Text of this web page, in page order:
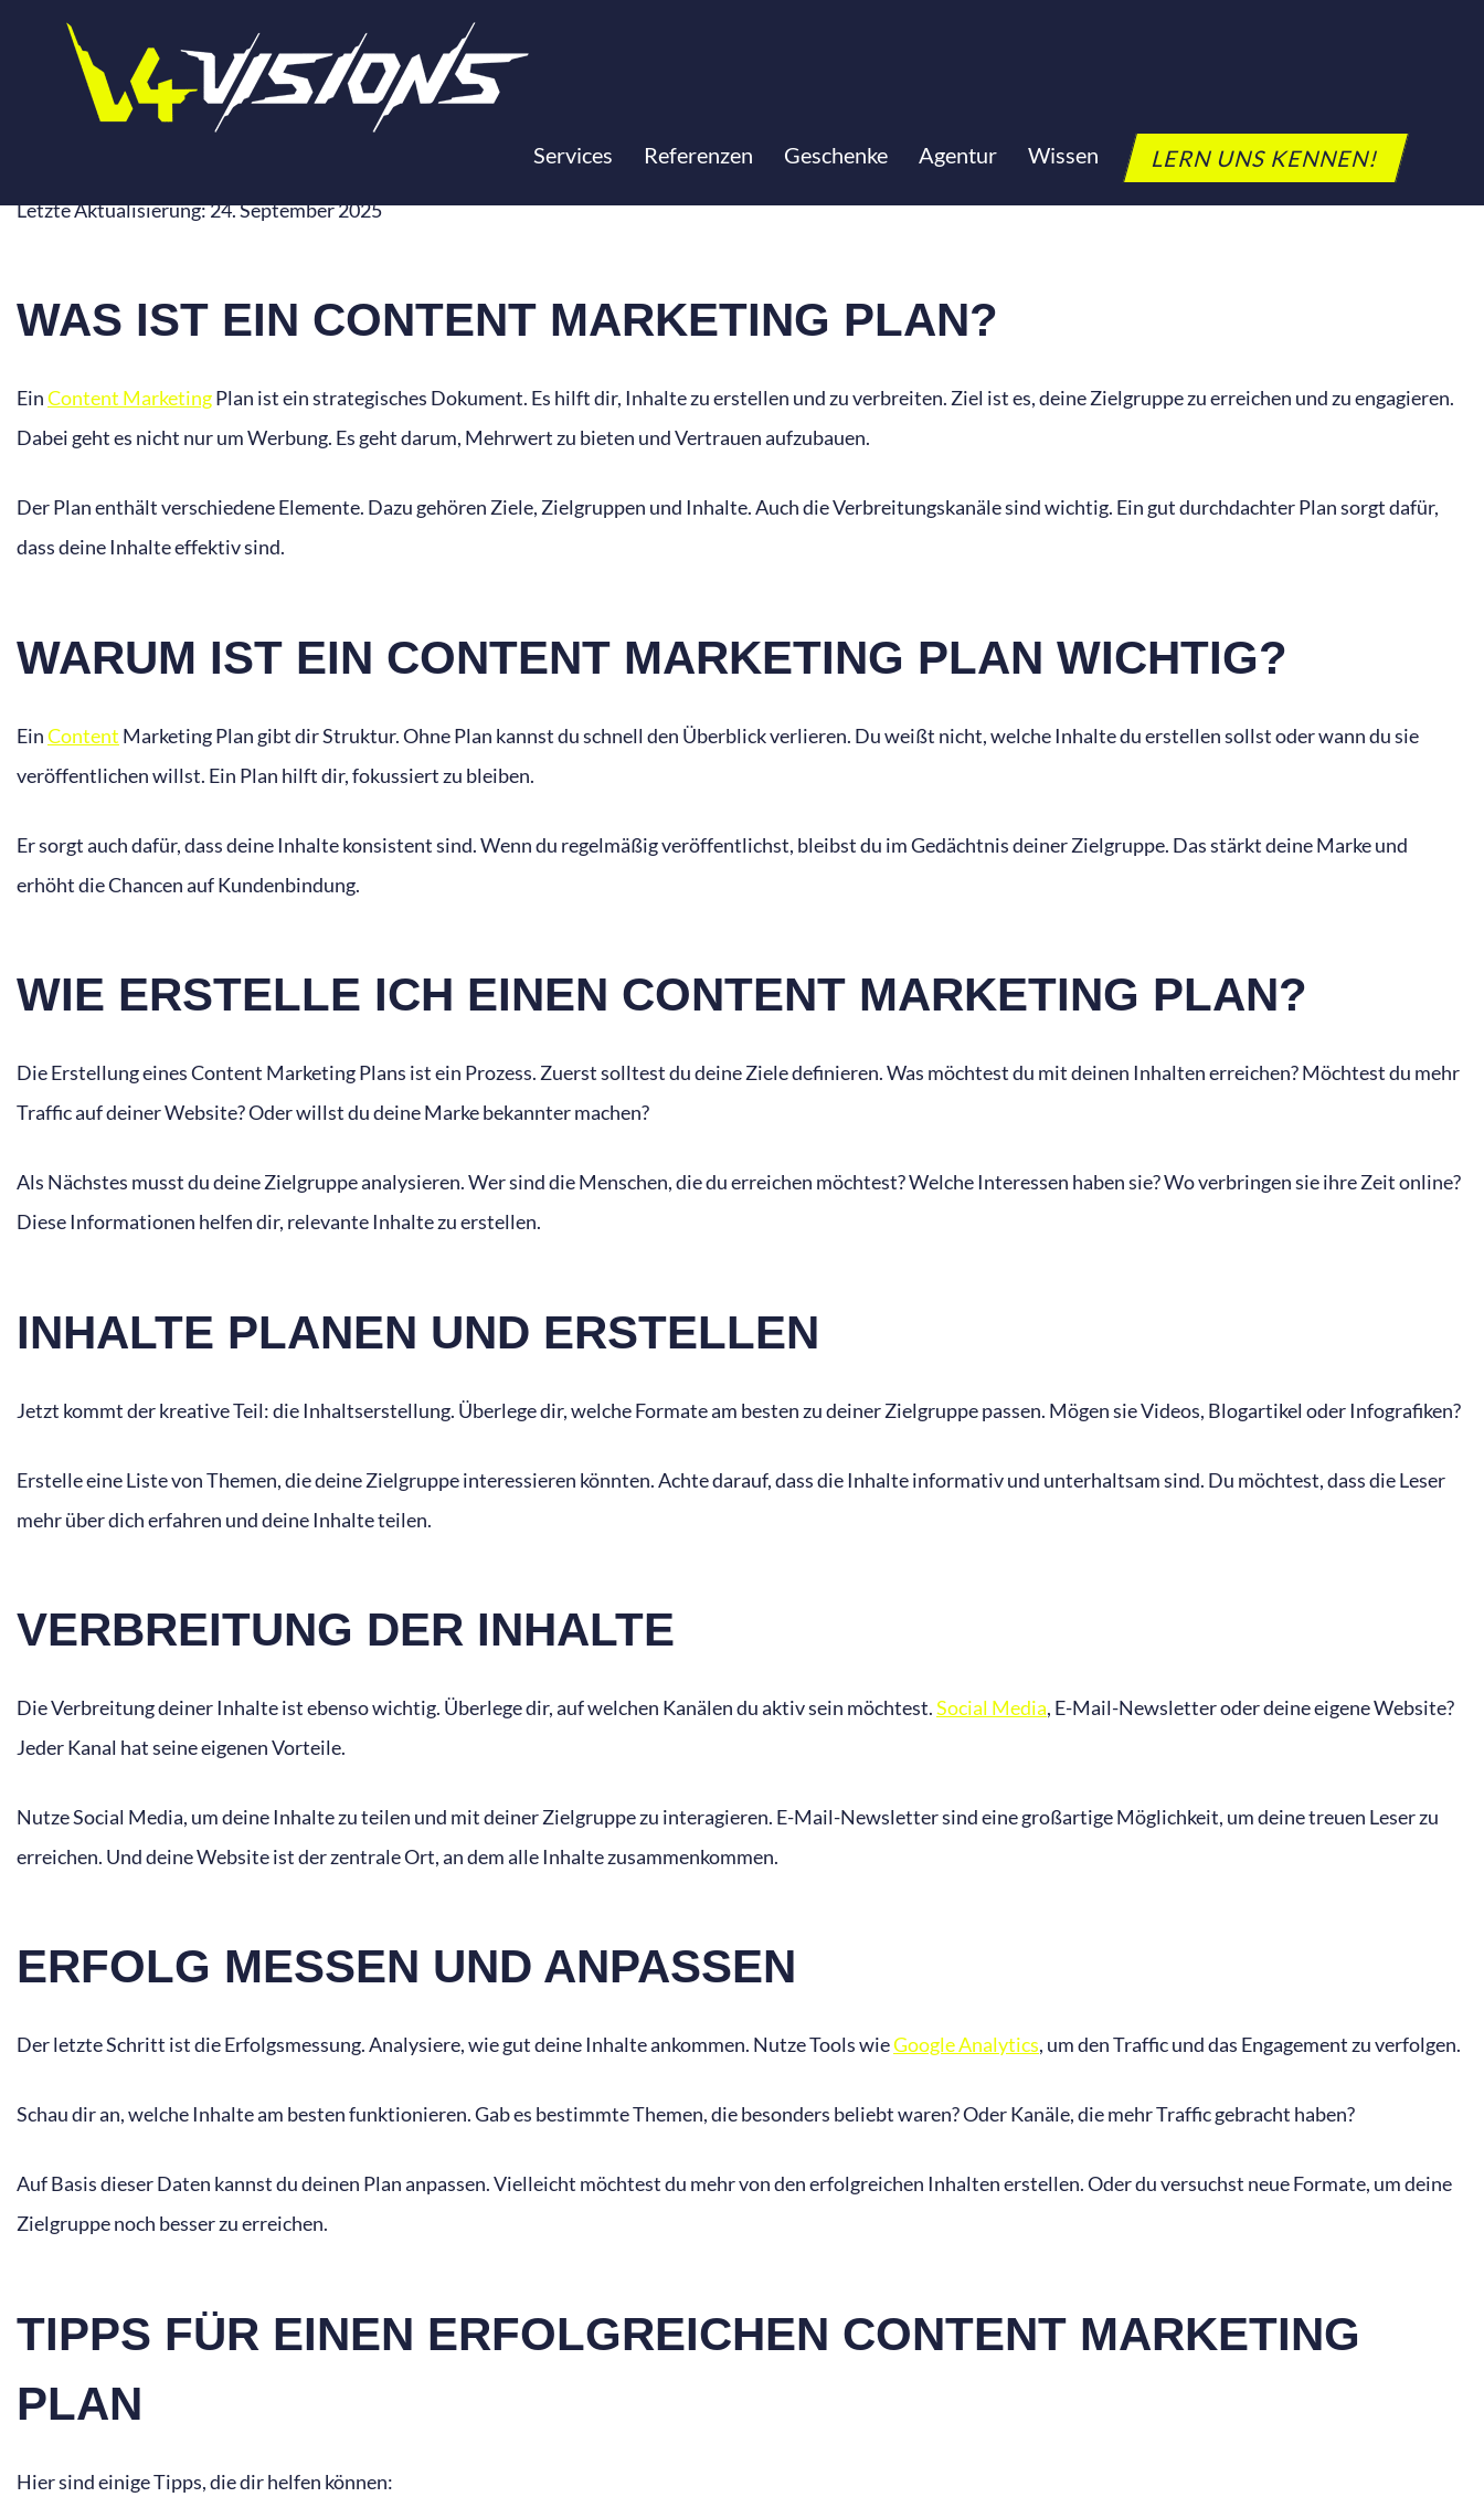
Services Referenzen Geschenke Agentur Wissen LERN UNS KENNEN!
CONTENT MARKETING PLAN
Letzte Aktualisierung: 24. September 2025
WAS IST EIN CONTENT MARKETING PLAN?
EinContent MarketingPlan ist ein strategisches Dokument. Es hilft dir, Inhalte zu erstellen und zu verbreiten. Ziel ist es, deine Zielgruppe zu erreichen und zu engagieren.
Dabei geht es nicht nur um Werbung. Es geht darum, Mehrwert zu bieten und Vertrauen aufzubauen.
Der Plan enthält verschiedene Elemente. Dazu gehören Ziele, Zielgruppen und Inhalte. Auch die Verbreitungskanäle sind wichtig. Ein gut durchdachter Plan sorgt dafür,
dass deine Inhalte effektiv sind.
WARUM IST EIN CONTENT MARKETING PLAN WICHTIG?
EinContent Marketing Plan gibt dir Struktur. Ohne Plan kannst du schnell den Überblick verlieren. Du weißt nicht, welche Inhalte du erstellen sollst oder wann du sie
veröffentlichen willst. Ein Plan hilft dir, fokussiert zu bleiben.
Er sorgt auch dafür, dass deine Inhalte konsistent sind. Wenn du regelmäßig veröffentlichst, bleibst du im Gedächtnis deiner Zielgruppe. Das stärkt deine Marke und
erhöht die Chancen auf Kundenbindung.
WIE ERSTELLE ICH EINEN CONTENT MARKETING PLAN?
Die Erstellung eines Content Marketing Plans ist ein Prozess. Zuerst solltest du deine Ziele definieren. Was möchtest du mit deinen Inhalten erreichen? Möchtest du mehr
Traffic auf deiner Website? Oder willst du deine Marke bekannter machen?
Als Nächstes musst du deine Zielgruppe analysieren. Wer sind die Menschen, die du erreichen möchtest? Welche Interessen haben sie? Wo verbringen sie ihre Zeit online?
Diese Informationen helfen dir, relevante Inhalte zu erstellen.
INHALTE PLANEN UND ERSTELLEN
Jetzt kommt der kreative Teil: die Inhaltserstellung. Überlege dir, welche Formate am besten zu deiner Zielgruppe passen. Mögen sie Videos, Blogartikel oder Infografiken?
Erstelle eine Liste von Themen, die deine Zielgruppe interessieren könnten. Achte darauf, dass die Inhalte informativ und unterhaltsam sind. Du möchtest, dass die Leser
mehr über dich erfahren und deine Inhalte teilen.
VERBREITUNG DER INHALTE
Die Verbreitung deiner Inhalte ist ebenso wichtig. Überlege dir, auf welchen Kanälen du aktiv sein möchtest.Social Media, E-Mail-Newsletter oder deine eigene Website?
Jeder Kanal hat seine eigenen Vorteile.
Nutze Social Media, um deine Inhalte zu teilen und mit deiner Zielgruppe zu interagieren. E-Mail-Newsletter sind eine großartige Möglichkeit, um deine treuen Leser zu
erreichen. Und deine Website ist der zentrale Ort, an dem alle Inhalte zusammenkommen.
ERFOLG MESSEN UND ANPASSEN
Der letzte Schritt ist die Erfolgsmessung. Analysiere, wie gut deine Inhalte ankommen. Nutze Tools wieGoogle Analytics, um den Traffic und das Engagement zu verfolgen.
Schau dir an, welche Inhalte am besten funktionieren. Gab es bestimmte Themen, die besonders beliebt waren? Oder Kanäle, die mehr Traffic gebracht haben?
Auf Basis dieser Daten kannst du deinen Plan anpassen. Vielleicht möchtest du mehr von den erfolgreichen Inhalten erstellen. Oder du versuchst neue Formate, um deine
Zielgruppe noch besser zu erreichen.
TIPPS FÜR EINEN ERFOLGREICHEN CONTENT MARKETING
PLAN
Hier sind einige Tipps, die dir helfen können: